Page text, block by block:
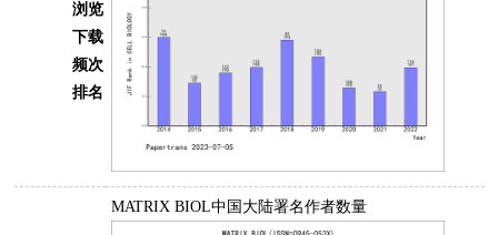
浏览
下载
频次
排名
MATRIX BIOL中国大陆署名作者数量